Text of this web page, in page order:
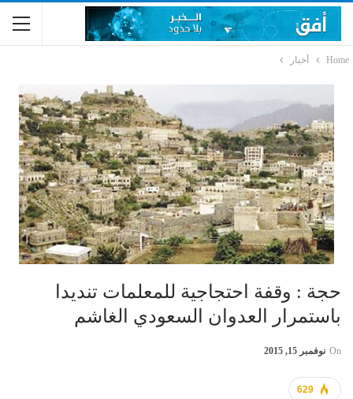
Home أخبار
حجة : وقفة احتجاجية للمعلمات تنديدا
باستمرار العدوان السعودي الغاشم
On نوفمبر 15, 2015
629